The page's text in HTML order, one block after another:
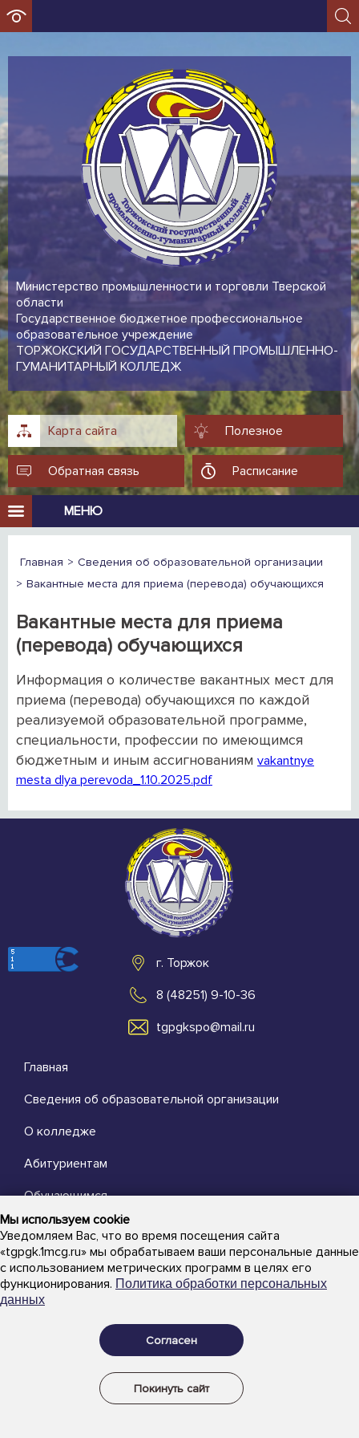
Министерство промышленности и торговли Тверской
области
Государственное бюджетное профессиональное
образовательное учреждение
ТОРЖОКСКИЙ ГОСУДАРСТВЕННЫЙ ПРОМЫШЛЕННО-
ГУМАНИТАРНЫЙ КОЛЛЕДЖ
Карта сайта Полезное
Обратная связь Расписание
МЕНЮ
Главная
Сведения об образовательной организации
Вакантные места для приема (перевода) обучающихся
Вакантные места для приема
(перевода) обучающихся
Информация о количестве вакантных мест для
приема (перевода) обучающихся по каждой
реализуемой образовательной программе,
специальности, профессии по имеющимся
бюджетным и иным ассигнованиям vakantnye
mesta dlya perevoda_1.10.2025.pdf
г. Торжок
8 (48251) 9-10-36
tgpgkspo@mail.ru
Главная
Сведения об образовательной организации
О колледже
Абитуриентам
Обучающимся
Выпускникам
Преподавателям
Новости
Мы используем cookie
Уведомляем Вас, что во время посещения сайта
«tgpgk.1mcg.ru» мы обрабатываем ваши персональные данные
с использованием метрических программ в целях его
функционирования. Политика обработки персональных
данных
Согласен
Покинуть сайт